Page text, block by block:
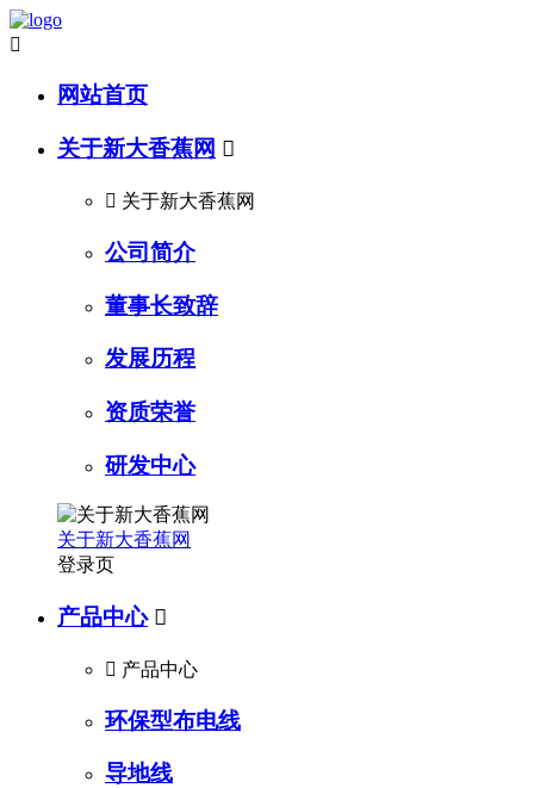

网站首页
关于新大香蕉网 
 关于新大香蕉网
公司简介
董事长致辞
发展历程
资质荣誉
研发中心
关于新大香蕉网
登录页
产品中心 
 产品中心
环保型布电线
导地线